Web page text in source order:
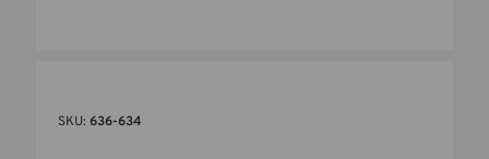
SKU: 636-634